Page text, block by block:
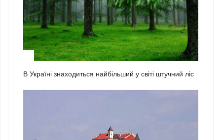
В Україні знаходиться найбільший у світі штучний ліс